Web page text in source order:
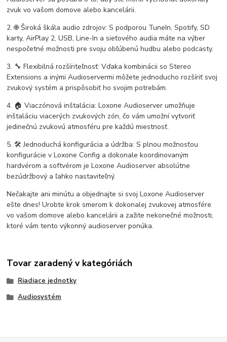
zvuk vo vašom domove alebo kancelárii.
2. 🌐 Široká škála audio zdrojov: S podporou TuneIn, Spotify, SD
karty, AirPlay 2, USB, Line-In a sieťového audia máte na výber
nespočetné možnosti pre svoju obľúbenú hudbu alebo podcasty.
3. 🔧 Flexibilná rozšíriteľnosť: Vďaka kombinácii so Stereo
Extensions a inými Audioservermi môžete jednoducho rozšíriť svoj
zvukový systém a prispôsobiť ho svojim potrebám.
4. 🏠 Viaczónová inštalácia: Loxone Audioserver umožňuje
inštaláciu viacerých zvukových zón, čo vám umožní vytvoriť
jedinečnú zvukovú atmosféru pre každú miestnosť.
5. 🛠️ Jednoduchá konfigurácia a údržba: S plnou možnosťou
konfigurácie v Loxone Config a dokonale koordinovaným
hardvérom a softvérom je Loxone Audioserver absolútne
bezúdržbový a ľahko nastaviteľný.
Nečakajte ani minútu a objednajte si svoj Loxone Audioserver
ešte dnes! Urobte krok smerom k dokonalej zvukovej atmosfére
vo vašom domove alebo kancelárii a zažite nekonečné možnosti,
ktoré vám tento výkonný audioserver ponúka.
Tovar zaradený v kategóriách
Riadiace jednotky
Audiosystém